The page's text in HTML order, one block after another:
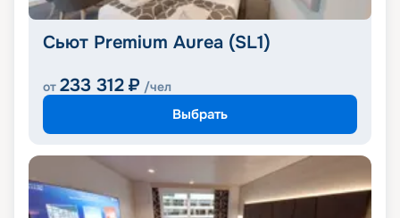
Сьют Premium Aurea (SL1)
от 233 312 ₽ /чел
Выбрать